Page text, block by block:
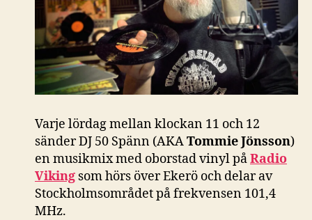
Varje lördag mellan klockan 11 och 12
sänder DJ 50 Spänn (AKATommie Jönsson)
en musikmix med oborstad vinyl påRadio
Viking som hörs över Ekerö och delar av
Stockholmsområdet på frekvensen 101,4
MHz.